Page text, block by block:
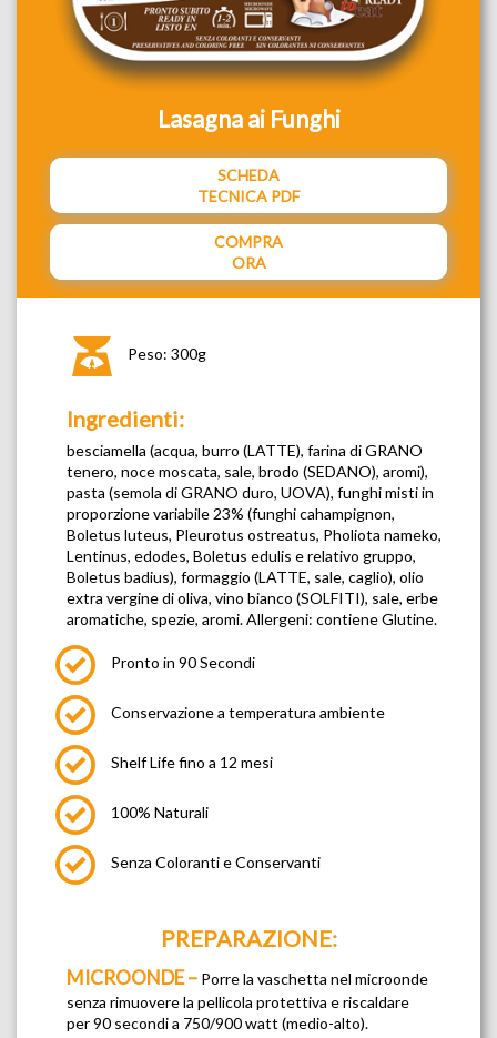
Lasagna ai Funghi
SCHEDA
TECNICA PDF
COMPRA
ORA
Peso: 300g
Ingredienti:
besciamella (acqua, burro (LATTE), farina di GRANO
tenero, noce moscata, sale, brodo (SEDANO), aromi),
pasta (semola di GRANO duro, UOVA), funghi misti in
proporzione variabile 23% (funghi cahampignon,
Boletus luteus, Pleurotus ostreatus, Pholiota nameko,
Lentinus, edodes, Boletus edulis e relativo gruppo,
Boletus badius), formaggio (LATTE, sale, caglio), olio
extra vergine di oliva, vino bianco (SOLFITI), sale, erbe
aromatiche, spezie, aromi. Allergeni: contiene Glutine.
Pronto in 90 Secondi
Conservazione a temperatura ambiente
Shelf Life fino a 12 mesi
100% Naturali
Senza Coloranti e Conservanti
PREPARAZIONE:
MICROONDE – Porre la vaschetta nel microonde
senza rimuovere la pellicola protettiva e riscaldare
per 90 secondi a 750/900 watt (medio-alto).